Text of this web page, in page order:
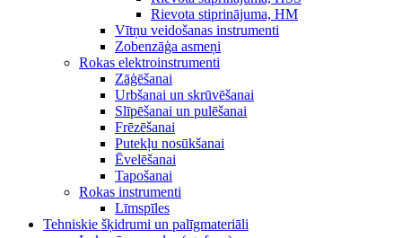
Rievota stiprinājuma, HM
Vītņu veidošanas instrumenti
Zobenzāģa asmeņi
Rokas elektroinstrumenti
Zāģēšanai
Urbšanai un skrūvēšanai
Slīpēšanai un pulēšanai
Frēzēšanai
Putekļu nosūkšanai
Ēvelēšanai
Tapošanai
Rokas instrumenti
Līmspīles
Tehniskie šķidrumi un palīgmateriāli